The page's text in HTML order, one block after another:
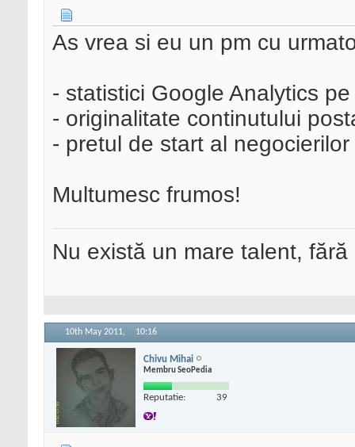
As vrea si eu un pm cu
- statistici Google Analytics
- originalitate continutului
- pretul de start al
Multumesc frumos!
Nu există un mare talent,
10th May 2011, 10:16
Chivu Mihai
Membru SeoPedia
Reputatie: 39